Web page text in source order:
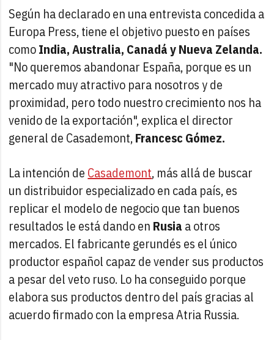
Según ha declarado en una entrevista concedida a
Europa Press, tiene el objetivo puesto en países
comoIndia, Australia, Canadá y Nueva Zelanda.
"No queremos abandonar España, porque es un
mercado muy atractivo para nosotros y de
proximidad, pero todo nuestro crecimiento nos ha
venido de la exportación", explica el director
general de Casademont,Francesc Gómez.
La intención de Casademont, más allá de buscar
un distribuidor especializado en cada país, es
replicar el modelo de negocio que tan buenos
resultados le está dando en Rusia a otros
mercados. El fabricante gerundés es el único
productor español capaz de vender sus productos
a pesar del veto ruso. Lo ha conseguido porque
elabora sus productos dentro del país gracias al
acuerdo firmado con la empresa Atria Russia.